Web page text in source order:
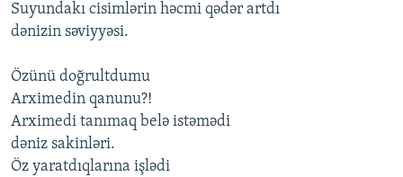
Suyundakı cisimlərin həcmi qədər artdı
dənizin səviyyəsi.
Özünü doğrultdumu
Arximedin qanunu?!
Arximedi tanımaq belə istəmədi
dəniz sakinləri.
Öz yaratdıqlarına işlədi